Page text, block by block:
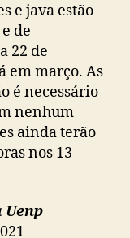
e java estão
de
22 de
em março. As
é necessário
nenhum
ainda terão
nos 13